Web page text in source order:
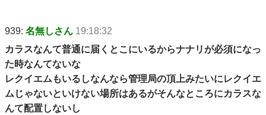
939: 名無しさん 19:18:32
カラスなんて普通に届くとこにいるからナナリが必須になっ
た時なんてないな
レクイエムもいるしなんなら管理局の頂上みたいにレクイエ
ムじゃないといけない場所はあるがそんなところにカラスな
んて配置しないし